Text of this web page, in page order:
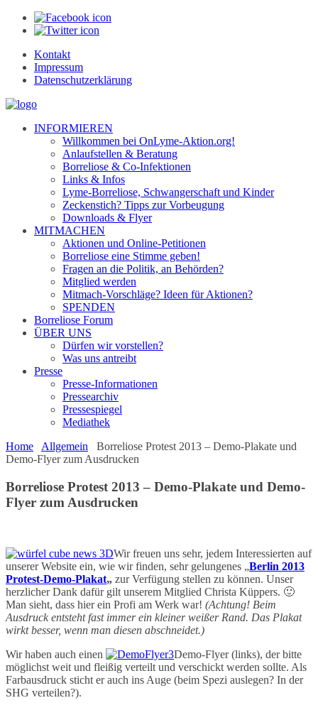
Kontakt
Impressum
Datenschutzerklärung
INFORMIEREN
Willkommen bei OnLyme-Aktion.org!
Anlaufstellen & Beratung
Borreliose & Co-Infektionen
Links & Infos
Lyme-Borreliose, Schwangerschaft und Kinder
Zeckenstich? Tipps zur Vorbeugung
Downloads & Flyer
MITMACHEN
Aktionen und Online-Petitionen
Borreliose eine Stimme geben!
Fragen an die Politik, an Behörden?
Mitglied werden
Mitmach-Vorschläge? Ideen für Aktionen?
SPENDEN
Borreliose Forum
ÜBER UNS
Dürfen wir vorstellen?
Was uns antreibt
Presse
Presse-Informationen
Pressearchiv
Pressespiegel
Mediathek
Home
Allgemein
Borreliose Protest 2013 – Demo-Plakate und
Demo-Flyer zum Ausdrucken
Borreliose Protest 2013 – Demo-Plakate und Demo-
Flyer zum Ausdrucken
Wir freuen uns sehr, jedem Interessierten auf
unserer Website ein, wie wir finden, sehr gelungenes „Berlin 2013
Protest-Demo-Plakat„ zur Verfügung stellen zu können. Unser
herzlicher Dank dafür gilt unserem Mitglied Christa Küppers. 🙂
Man sieht, dass hier ein Profi am Werk war! (Achtung! Beim
Ausdruck entsteht fast immer ein kleiner weißer Rand. Das Plakat
wirkt besser, wenn man diesen abschneidet.)
Wir haben auch einen
Demo-Flyer (links), der bitte
möglichst weit und fleißig verteilt und verschickt werden sollte. Als
Farbausdruck sticht er auch ins Auge (beim Spezi auslegen? In der
SHG verteilen?).